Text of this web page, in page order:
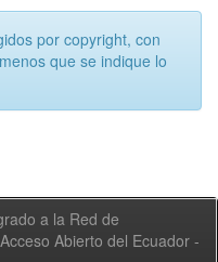
por copyright, con
que se indique lo
a la Red de
Abierto del Ecuador -